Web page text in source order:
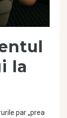
la
par „prea